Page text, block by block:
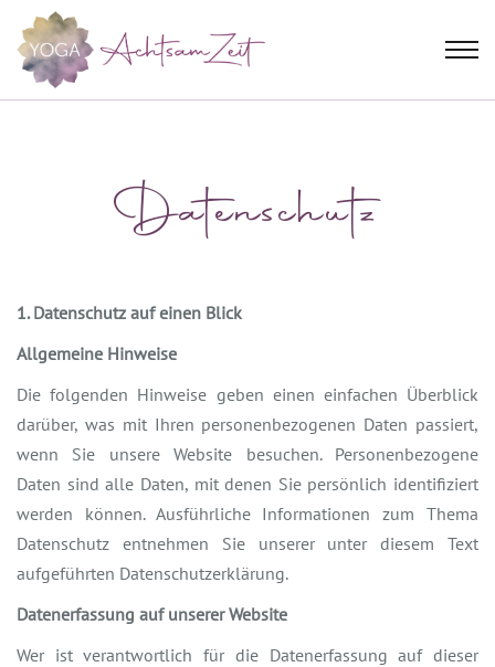
Datenschutz
1. Datenschutz auf einen Blick
Allgemeine Hinweise
Die folgenden Hinweise geben einen einfachen Überblick
darüber, was mit Ihren personenbezogenen Daten passiert,
wenn Sie unsere Website besuchen. Personenbezogene
Daten sind alle Daten, mit denen Sie persönlich identifiziert
werden können. Ausführliche Informationen zum Thema
Datenschutz entnehmen Sie unserer unter diesem Text
aufgeführten Datenschutzerklärung.
Datenerfassung auf unserer Website
Wer ist verantwortlich für die Datenerfassung auf dieser